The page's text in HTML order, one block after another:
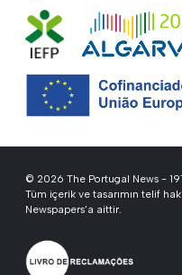
© 2026 The Portugal News -
Tüm içerik ve tasarımın telif
Newspapers'a aittir.